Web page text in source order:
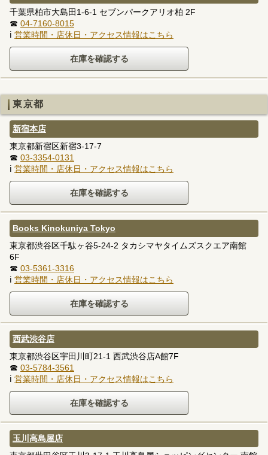
千葉県柏市大島田1-6-1 セブンパークアリオ柏 2F
☎ 04-7160-8015
ℹ 営業時間・店休日・アクセス情報はこちら
東京都
新宿本店
東京都新宿区新宿3-17-7
☎ 03-3354-0131
ℹ 営業時間・店休日・アクセス情報はこちら
Books Kinokuniya Tokyo
東京都渋谷区千駄ヶ谷5-24-2 タカシマヤタイムズスクエア南館
6F
☎ 03-5361-3316
ℹ 営業時間・店休日・アクセス情報はこちら
西武渋谷店
東京都渋谷区宇田川町21-1 西武渋谷店A館7F
☎ 03-5784-3561
ℹ 営業時間・店休日・アクセス情報はこちら
玉川高島屋店